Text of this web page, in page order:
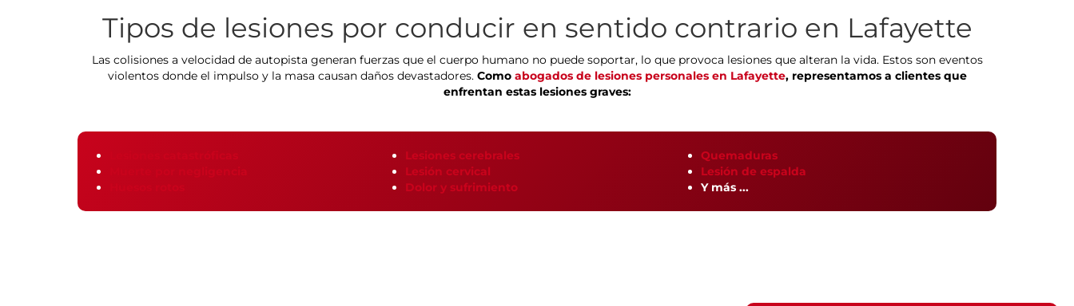
Tipos de lesiones por conducir en sentido contrario en Lafayette
Las colisiones a velocidad de autopista generan fuerzas que el cuerpo humano no puede soportar, lo que provoca lesiones que alteran la vida. Estos son eventos
violentos donde el impulso y la masa causan daños devastadores. Como abogados de lesiones personales en Lafayette, representamos a clientes que
enfrentan estas lesiones graves:
Lesiones cerebrales
Lesión cervical
Dolor y sufrimiento
Quemaduras
Lesión de espalda
Y más ...